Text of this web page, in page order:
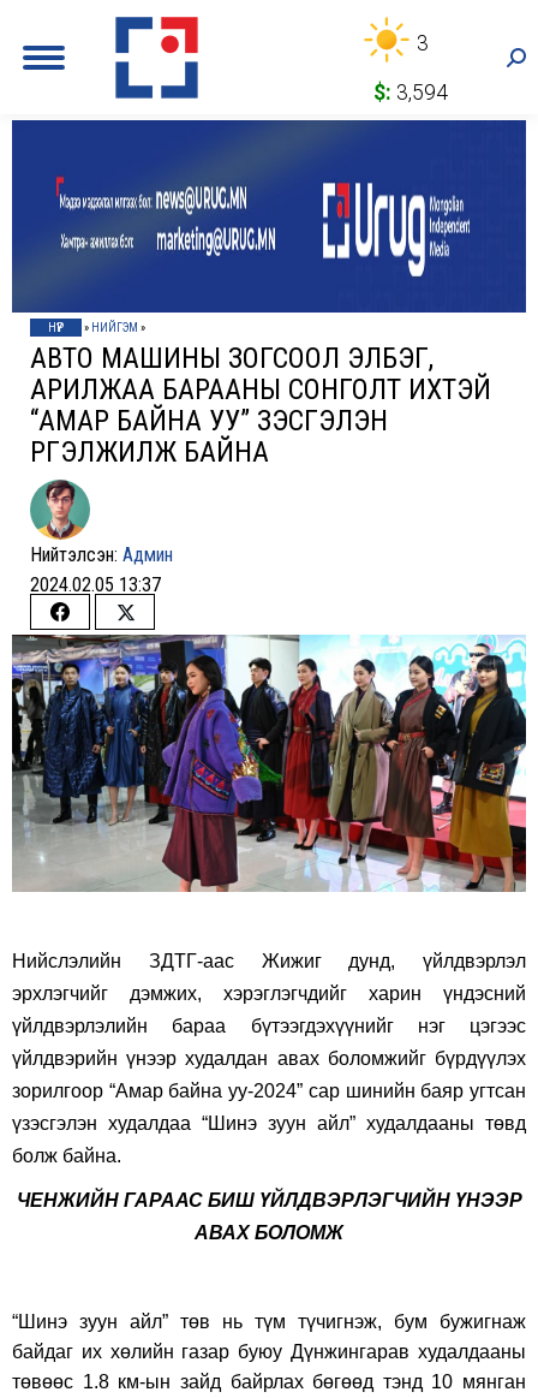
3
$: 3,594
НҮҮР » НИЙГЭМ »
АВТО МАШИНЫ ЗОГСООЛ ЭЛБЭГ,
АРИЛЖАА БАРААНЫ СОНГОЛТ ИХТЭЙ
“АМАР БАЙНА УУ” ҮЗЭСГЭЛЭН
ҮРГЭЛЖИЛЖ БАЙНА
Нийтэлсэн: Админ
2024.02.05 13:37
Share
on
Facebook
Share
on
Twitter
Нийслэлийн ЗДТГ-аас Жижиг дунд, үйлдвэрлэл
эрхлэгчийг дэмжих, хэрэглэгчдийг харин үндэсний
үйлдвэрлэлийн бараа бүтээгдэхүүнийг нэг цэгээс
үйлдвэрийн үнээр худалдан авах боломжийг бүрдүүлэх
зорилгоор “Амар байна уу-2024” сар шинийн баяр угтсан
үзэсгэлэн худалдаа “Шинэ зуун айл” худалдааны төвд
болж байна.
ЧЕНЖИЙН ГАРААС БИШ ҮЙЛДВЭРЛЭГЧИЙН ҮНЭЭР
АВАХ БОЛОМЖ
“Шинэ зуун айл” төв нь түм түчигнэж, бум бужигнаж
байдаг их хөлийн газар буюу Дүнжингарав худалдааны
төвөөс 1.8 км-ын зайд байрлах бөгөөд тэнд 10 мянган